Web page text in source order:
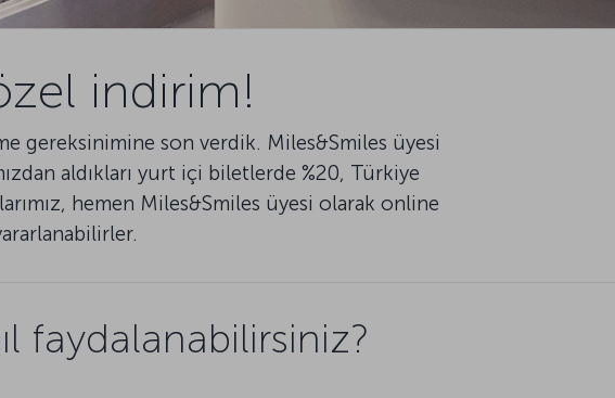
indirim!
gereksinimine son verdik. Miles&Smiles üyesi
aldıkları yurt içi biletlerde %20, Türkiye
hemen Miles&Smiles üyesi olarak online
faydalanabilirsiniz?